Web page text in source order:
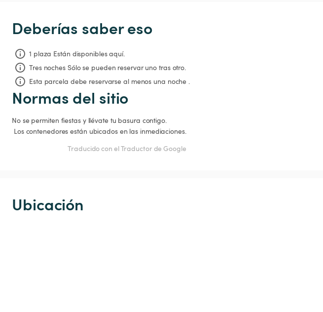
Deberías saber eso
1 plaza Están disponibles aquí.
Tres noches Sólo se pueden reservar uno tras otro.
Esta parcela debe reservarse al menos una noche .
Normas del sitio
No se permiten fiestas y llévate tu basura contigo.
Los contenedores están ubicados en las inmediaciones.
Traducido con el Traductor de Google
Ubicación